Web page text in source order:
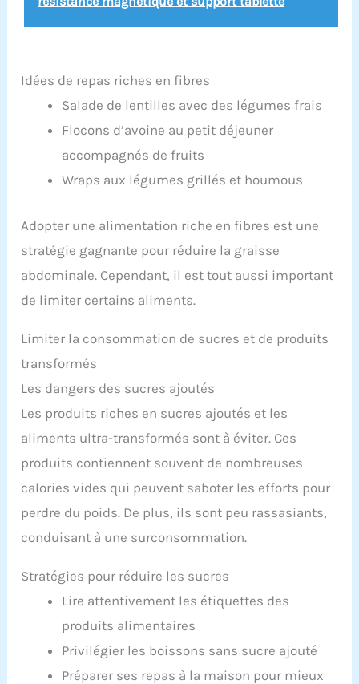
Idées de repas riches en fibres
Salade de lentilles avec des légumes frais
Flocons d’avoine au petit déjeuner
accompagnés de fruits
Wraps aux légumes grillés et houmous
Adopter une alimentation riche en fibres est une
stratégie gagnante pour réduire la graisse
abdominale. Cependant, il est tout aussi important
de limiter certains aliments.
Limiter la consommation de sucres et de produits
transformés
Les dangers des sucres ajoutés
Les produits riches en sucres ajoutés et les
aliments ultra-transformés sont à éviter. Ces
produits contiennent souvent de nombreuses
calories vides qui peuvent saboter les efforts pour
perdre du poids. De plus, ils sont peu rassasiants,
conduisant à une surconsommation.
Stratégies pour réduire les sucres
Lire attentivement les étiquettes des
produits alimentaires
Privilégier les boissons sans sucre ajouté
Préparer ses repas à la maison pour mieux